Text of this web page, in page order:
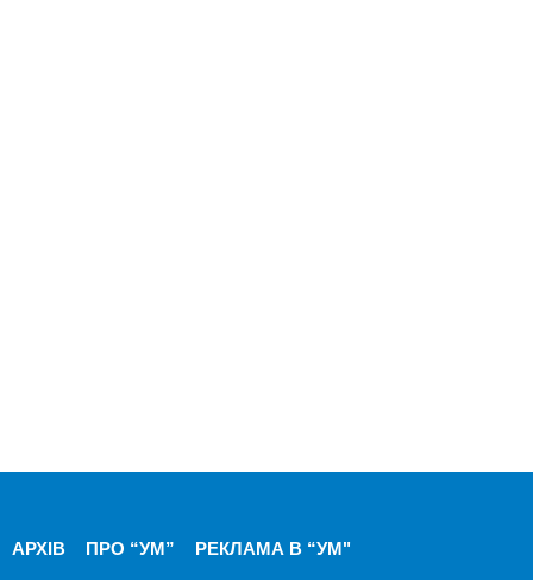
АРХІВ ПРО “УМ” РЕКЛАМА В “УМ"